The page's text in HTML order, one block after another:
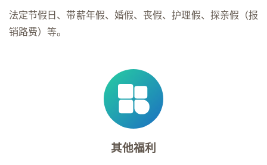
法定节假日、带薪年假、婚假、丧假、护理假、探亲假（报
销路费）等。
其他福利